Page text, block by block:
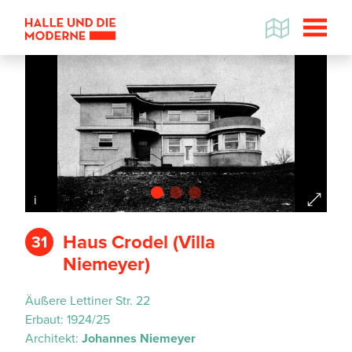
Wenn Sie die Karte betrachten wollen,
werden Informationen über Ihre
Nutzung von GoogleMaps an den
i
31
Haus Crodel (Villa
Niemeyer)
Äußere Lettiner Str. 22
Erbaut: 1924/25
Architekt: Johannes Niemeyer